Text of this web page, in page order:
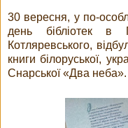
30 вересня, у по-
день бібліотек
Котляревського,
книги білоруської,
Снарської «Два неба».